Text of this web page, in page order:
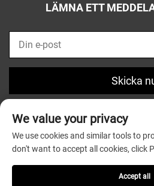
LÄMNA ETT
Skicka
Copyright © 2025 av
Housewares Co.,Ltd. |
We value your privacy
We use cookies and similar tools to
don't want to accept all cookies, click
Accept all